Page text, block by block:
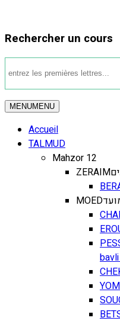
Rechercher un cours
MENUMENU
Accueil
TALMUD
Mahzor 12
ZERAIM
MOED